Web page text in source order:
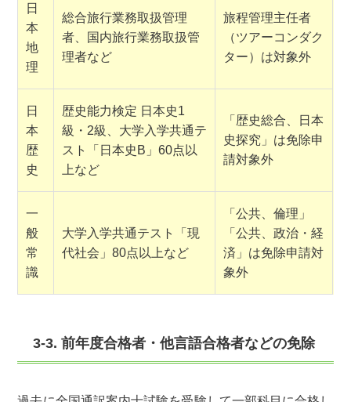
日
本
地
理
総合旅行業務取扱管理
者、国内旅行業務取扱管
理者など
旅程管理主任者
（ツアーコンダク
ター）は対象外
日
本
歴
史
歴史能力検定 日本史1
級・2級、大学入学共通テ
スト「日本史B」60点以
上など
「歴史総合、日本
史探究」は免除申
請対象外
一
般
常
識
大学入学共通テスト「現
代社会」80点以上など
「公共、倫理」
「公共、政治・経
済」は免除申請対
象外
3-3. 前年度合格者・他言語合格者などの免除